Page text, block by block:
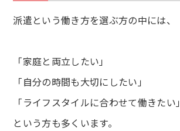
派遣という働き方を選ぶ方の中には、
「家庭と両立したい」
「自分の時間も大切にしたい」
「ライフスタイルに合わせて働きたい」
という方も多くいます。